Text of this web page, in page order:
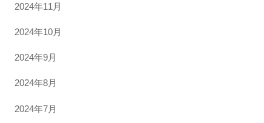
2024年11月
2024年10月
2024年9月
2024年8月
2024年7月